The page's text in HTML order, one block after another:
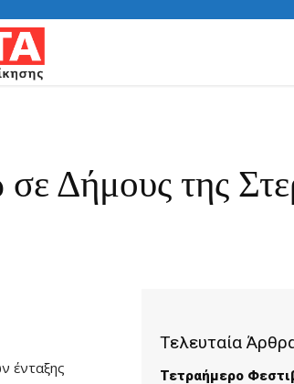
Δήμους της
ένταξης
Τελευταία
Τετραήμερο